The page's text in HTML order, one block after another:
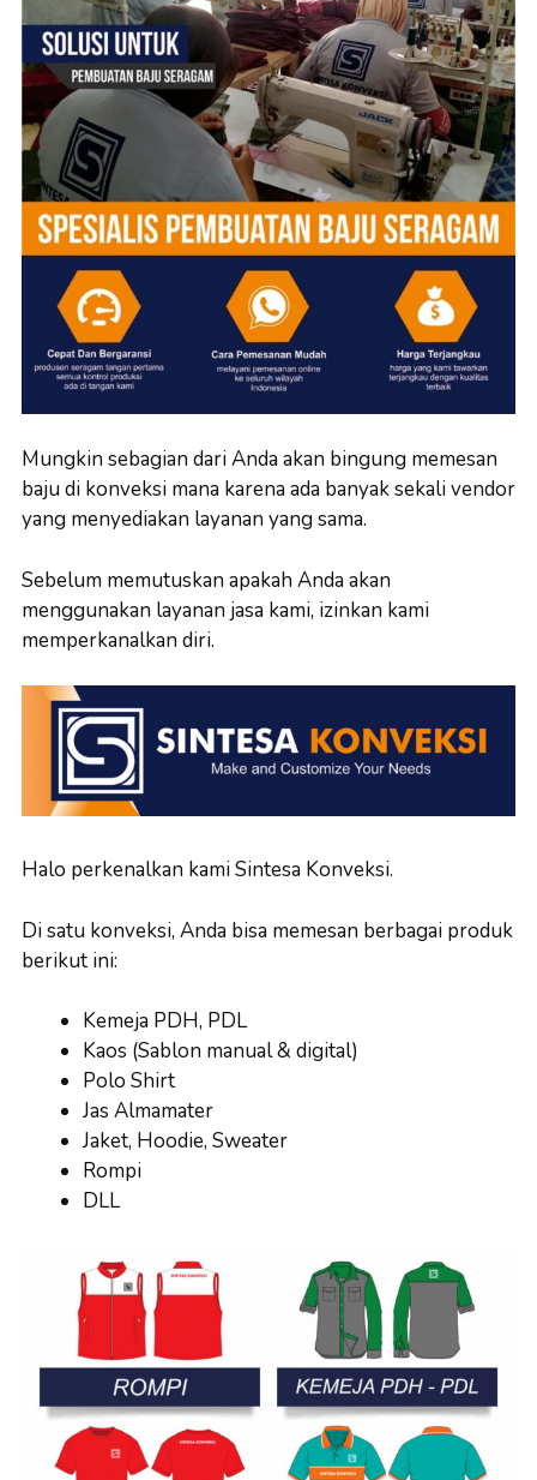
Mungkin sebagian dari Anda akan bingung memesan
baju di konveksi mana karena ada banyak sekali vendor
yang menyediakan layanan yang sama.
Sebelum memutuskan apakah Anda akan
menggunakan layanan jasa kami, izinkan kami
memperkanalkan diri.
Halo perkenalkan kami Sintesa Konveksi.
Di satu konveksi, Anda bisa memesan berbagai produk
berikut ini:
Kemeja PDH, PDL
Kaos (Sablon manual & digital)
Polo Shirt
Jas Almamater
Jaket, Hoodie, Sweater
Rompi
DLL